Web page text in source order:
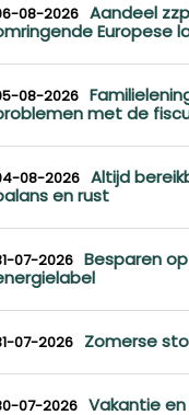
08-2026 Aandeel
Europese
08-2026
met de
08-2026 Altijd
en rust
07-2026 Besparen
07-2026 Zomerse
07-2026 Vakantie